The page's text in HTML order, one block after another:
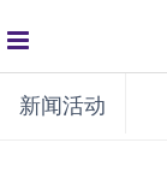
global
navigation
新闻活动